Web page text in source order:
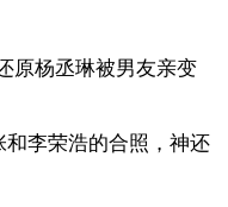
杨丞琳被男友亲变
李荣浩的合照，神还